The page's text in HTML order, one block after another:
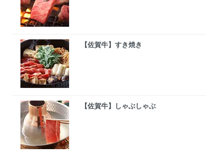
【佐賀牛】すき焼き
【佐賀牛】しゃぶしゃぶ